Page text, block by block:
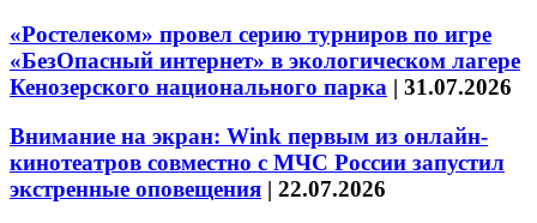
«Ростелеком» провел серию турниров по игре
«БезОпасный интернет» в экологическом лагере
Кенозерского национального парка | 31.07.2026
Внимание на экран: Wink первым из онлайн-
кинотеатров совместно с МЧС России запустил
экстренные оповещения | 22.07.2026